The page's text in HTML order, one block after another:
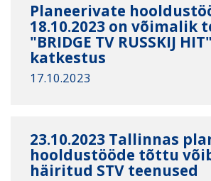
Planeerivate
18.10.2023 on võimalik
"BRIDGE TV RUSSKIJ
katkestus
17.10.2023
23.10.2023 Tallinnas
hooldustööde tõttu
häiritud STV teenused